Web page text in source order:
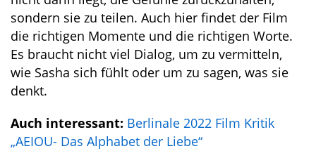
sondern sie zu teilen. Auch hier findet der Film
die richtigen Momente und die richtigen Worte.
Es braucht nicht viel Dialog, um zu vermitteln,
wie Sasha sich fühlt oder um zu sagen, was sie
denkt.
Auch interessant: Berlinale 2022 Film Kritik
„AEIOU- Das Alphabet der Liebe“